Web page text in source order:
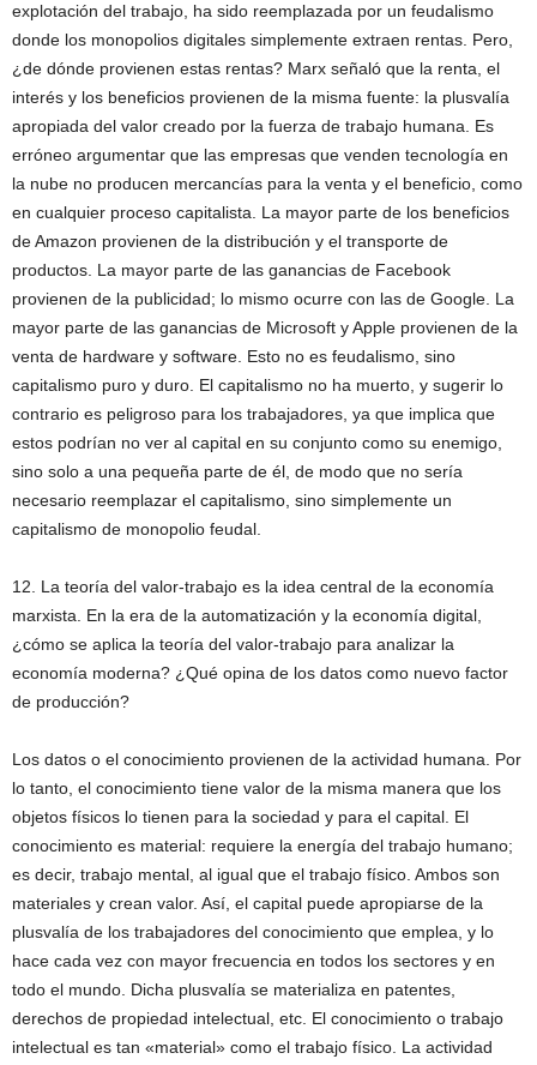
explotación del trabajo, ha sido reemplazada por un feudalismo
donde los monopolios digitales simplemente extraen rentas. Pero,
¿de dónde provienen estas rentas? Marx señaló que la renta, el
interés y los beneficios provienen de la misma fuente: la plusvalía
apropiada del valor creado por la fuerza de trabajo humana. Es
erróneo argumentar que las empresas que venden tecnología en
la nube no producen mercancías para la venta y el beneficio, como
en cualquier proceso capitalista. La mayor parte de los beneficios
de Amazon provienen de la distribución y el transporte de
productos. La mayor parte de las ganancias de Facebook
provienen de la publicidad; lo mismo ocurre con las de Google. La
mayor parte de las ganancias de Microsoft y Apple provienen de la
venta de hardware y software. Esto no es feudalismo, sino
capitalismo puro y duro. El capitalismo no ha muerto, y sugerir lo
contrario es peligroso para los trabajadores, ya que implica que
estos podrían no ver al capital en su conjunto como su enemigo,
sino solo a una pequeña parte de él, de modo que no sería
necesario reemplazar el capitalismo, sino simplemente un
capitalismo de monopolio feudal.
12. La teoría del valor-trabajo es la idea central de la economía
marxista. En la era de la automatización y la economía digital,
¿cómo se aplica la teoría del valor-trabajo para analizar la
economía moderna? ¿Qué opina de los datos como nuevo factor
de producción?
Los datos o el conocimiento provienen de la actividad humana. Por
lo tanto, el conocimiento tiene valor de la misma manera que los
objetos físicos lo tienen para la sociedad y para el capital. El
conocimiento es material: requiere la energía del trabajo humano;
es decir, trabajo mental, al igual que el trabajo físico. Ambos son
materiales y crean valor. Así, el capital puede apropiarse de la
plusvalía de los trabajadores del conocimiento que emplea, y lo
hace cada vez con mayor frecuencia en todos los sectores y en
todo el mundo. Dicha plusvalía se materializa en patentes,
derechos de propiedad intelectual, etc. El conocimiento o trabajo
intelectual es tan «material» como el trabajo físico. La actividad